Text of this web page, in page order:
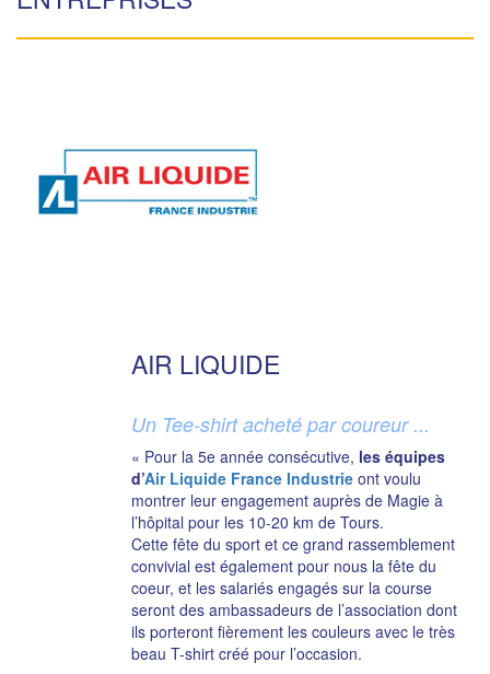
AIR LIQUIDE
Un Tee-shirt acheté par coureur ...
« Pour la 5e année consécutive, les équipes
d’Air Liquide France Industrieont voulu
montrer leur engagement auprès de Magie à
l’hôpital pour les 10-20 km de Tours.
Cette fête du sport et ce grand rassemblement
convivial est également pour nous la fête du
coeur, et les salariés engagés sur la course
seront des ambassadeurs de l’association dont
ils porteront fièrement les couleurs avec le très
beau T-shirt créé pour l’occasion.